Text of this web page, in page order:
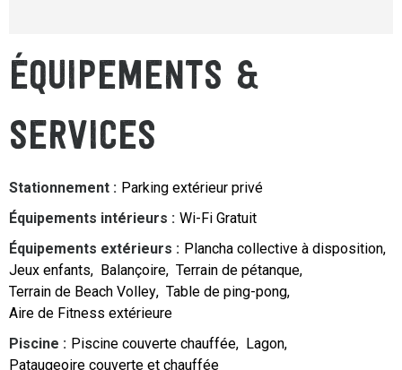
ÉQUIPEMENTS &
SERVICES
Stationnement : Parking extérieur privé
Équipements intérieurs : Wi-Fi Gratuit
Équipements extérieurs : Plancha collective à disposition
Jeux enfants
Balançoire Terrain de pétanque
Terrain de Beach Volley Table de ping-pong
Aire de Fitness extérieure
Piscine : Piscine couverte chauffée
Lagon
Pataugeoire couverte et chauffée